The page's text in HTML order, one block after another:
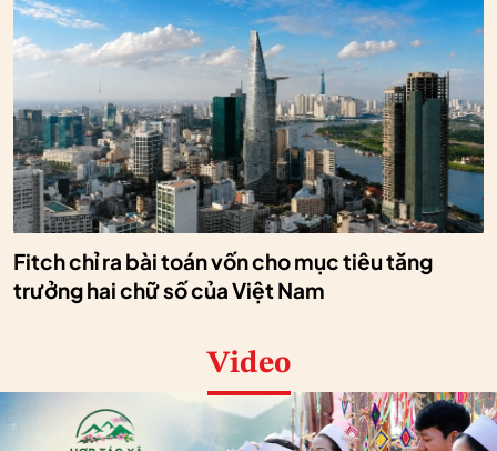
Fitch chỉ ra bài toán vốn cho mục tiêu tăng
trưởng hai chữ số của Việt Nam
Video